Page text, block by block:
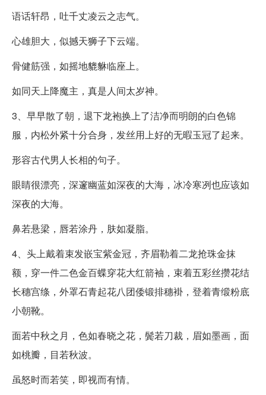
语话轩昂，吐千丈凌云之志气。
心雄胆大，似撼天狮子下云端。
骨健筋强，如摇地貔貅临座上。
如同天上降魔主，真是人间太岁神。
3、早早散了朝，退下龙袍换上了洁净而明朗的白色锦
服，内松外紧十分合身，发丝用上好的无暇玉冠了起来。
形容古代男人长相的句子。
眼睛很漂亮，深邃幽蓝如深夜的大海，冰冷寒冽也应该如
深夜的大海。
鼻若悬梁，唇若涂丹，肤如凝脂。
4、头上戴着束发嵌宝紫金冠，齐眉勒着二龙抢珠金抹
额，穿一件二色金百蝶穿花大红箭袖，束着五彩丝攒花结
长穗宫绦，外罩石青起花八团倭锻排穗褂，登着青缎粉底
小朝靴。
面若中秋之月，色如春晓之花，鬓若刀裁，眉如墨画，面
如桃瓣，目若秋波。
虽怒时而若笑，即视而有情。